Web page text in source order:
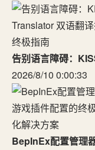
告别语言障碍：
2026/8/10 0:00:33
BepInEx配置管理